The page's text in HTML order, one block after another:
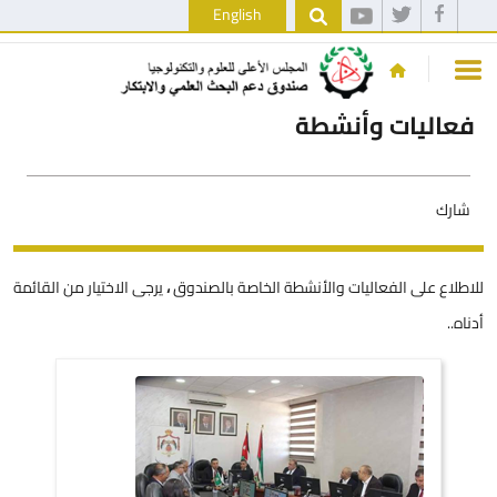
English
فعاليات وأنشطة
شارك
للاطلاع على الفعاليات والأنشطة الخاصة بالصندوق،يرجى الاختيار من القائمة
أدناه..